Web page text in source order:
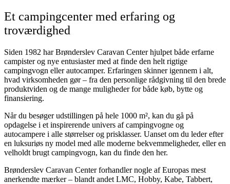
Et campingcenter med erfaring og
troværdighed
Siden 1982 har Brønderslev Caravan Center hjulpet både erfarne
campister og nye entusiaster med at finde den helt rigtige
campingvogn eller autocamper. Erfaringen skinner igennem i alt,
hvad virksomheden gør – fra den personlige rådgivning til den brede
produktviden og de mange muligheder for både køb, bytte og
finansiering.
Når du besøger udstillingen på hele 1000 m², kan du gå på
opdagelse i et inspirerende univers af campingvogne og
autocampere i alle størrelser og prisklasser. Uanset om du leder efter
en luksuriøs ny model med alle moderne bekvemmeligheder, eller en
velholdt brugt campingvogn, kan du finde den her.
Brønderslev Caravan Center forhandler nogle af Europas mest
anerkendte mærker – blandt andet LMC, Hobby, Kabe, Tabbert,